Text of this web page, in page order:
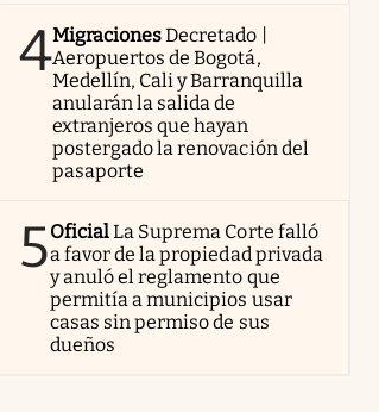
4MigracionesDecretado |
Aeropuertos de Bogotá,
Medellín, Cali y Barranquilla
anularán la salida de
extranjeros que hayan
postergado la renovación del
pasaporte
5OficialLa Suprema Corte falló
a favor de la propiedad privada
y anuló el reglamento que
permitía a municipios usar
casas sin permiso de sus
dueños